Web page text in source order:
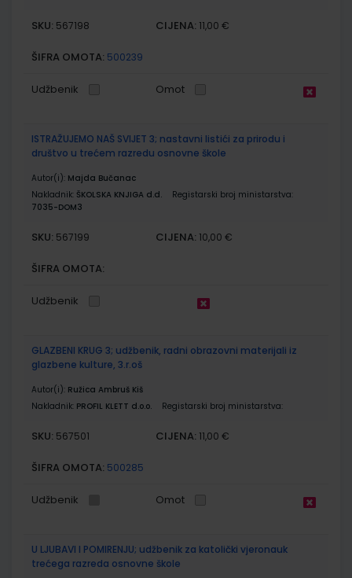
SKU: 567198 CIJENA: 11,00 €
ŠIFRA OMOTA: 500239
Udžbenik Omot
ISTRAŽUJEMO NAŠ SVIJET 3; nastavni listići za prirodu i
društvo u trećem razredu osnovne škole
Autor(i): Majda Bučanac
Nakladnik: ŠKOLSKA KNJIGA d.d.
Registarski broj ministarstva:
7035-DOM3
SKU: 567199 CIJENA: 10,00 €
ŠIFRA OMOTA:
Udžbenik
GLAZBENI KRUG 3; udžbenik, radni obrazovni materijali iz
glazbene kulture, 3.r.oš
Autor(i): Ružica Ambruš Kiš
Nakladnik: PROFIL KLETT d.o.o. Registarski broj ministarstva:
SKU: 567501 CIJENA: 11,00 €
ŠIFRA OMOTA: 500285
Udžbenik Omot
U LJUBAVI I POMIRENJU; udžbenik za katolički vjeronauk
trećega razreda osnovne škole